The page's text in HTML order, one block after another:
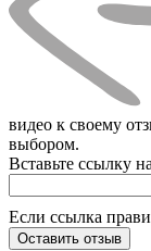
видео к своему
выбором.
Вставьте ссылку
Если ссылка
Оставить отзыв